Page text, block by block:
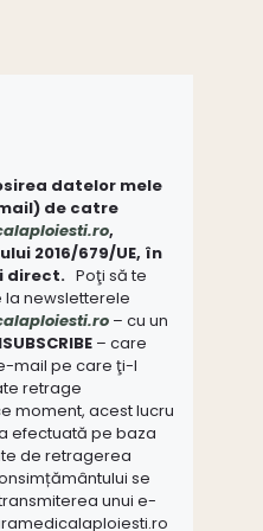
datelor mele
de catre
,
2016/679/UE, în
direct. Poţi să te
newsletterele
– cu un
– care
mail pe care ţi-l
retrage
moment, acest lucru
efectuată pe baza
de retragerea
se
unui e-